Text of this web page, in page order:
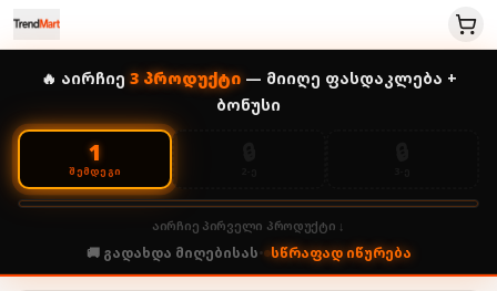
🔥 აირჩიე 3პროდუქტი— მიიღე ფასდაკლება +
ბონუსი
1
ᲨᲔᲛᲓᲔᲒᲘ
აირჩიე პირველი პროდუქტი ↓
🚚 გადახდა მიღებისას• სწრაფად იწურება